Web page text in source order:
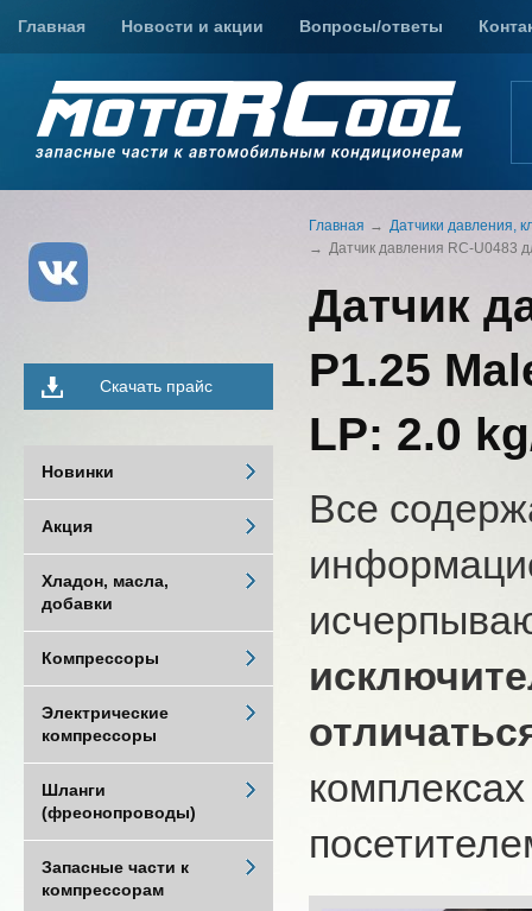
Главная Новости и акции Вопросы/ответы
Главная
Датчики давления,
Датчик давления RC-U0483
Датчик
P1.25
LP: 2.0
Все
Скачать прайс
Новинки
Акция
Хладон, масла,
добавки
Компрессоры
Электрические
компрессоры
Шланги
(фреонопроводы)
Запасные части к
компрессорам